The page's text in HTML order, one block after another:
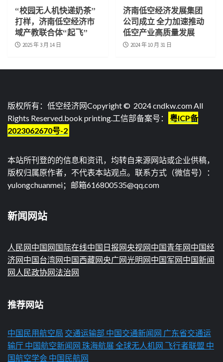
“校园无人机快递奶茶”
打样，济南低空经济市
域产教联合体“起飞”
2025 年 3 月 14 日
济南低空经济发展集团
公司成立 全力加速推动
低空产业高质量发展
2024 年 10 月 31 日
版权所有：低空经济网Copyright © 2024 cndkw.com All
Rights Reserved.book printing.工信部备案号：
粤ICP备
2023062670号-2
本站所刊登的的信息和资讯，均转自来源网站或企业供稿，
版权归属原作者，不代表本站观点。联系方式（微信号）：
yulongchuanmei；邮箱616800535@qq.com
新闻网站
人民网中国网 国际在线中国日报网央视网中国青年网中国经
济网中国台湾网中国西藏网央广网光明网中国军网中国新闻
网 人民政协网法治网
推荐网站
中国民用航空局 交通运输部 中国交通新闻网 广东省交通运
输厅 中国航空新闻网 珠海航展全球无人机网 飞行者联盟 中
国航空学会 中国民航网